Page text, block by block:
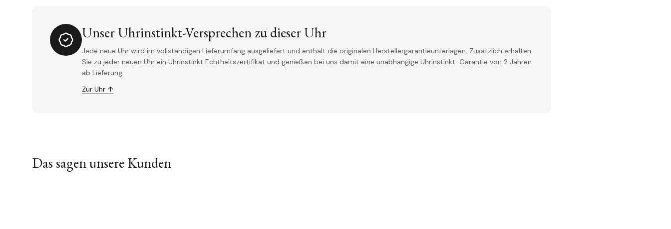
Unser Uhrinstinkt-Versprechen zu dieser Uhr
Jede neue Uhr wird im vollständigen Lieferumfang ausgeliefert und enthält die originalen Herstellergarantieunterlagen. Zusätzlich erhalten
Sie zu jeder neuen Uhr ein Uhrinstinkt Echtheitszertifikat und genießen bei uns damit eine unabhängige Uhrinstinkt-Garantie von 2 Jahren
ab Lieferung.
Zur Uhr ↑
Das sagen unsere Kunden